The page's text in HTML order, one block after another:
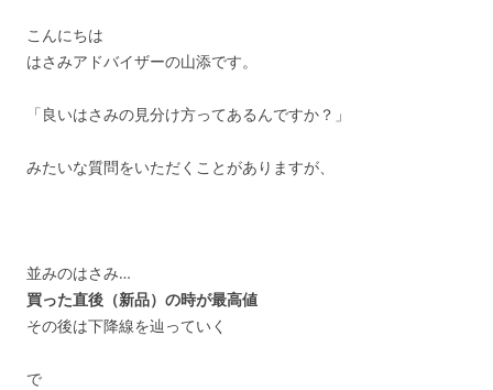
こんにちは
はさみアドバイザーの山添です。
「良いはさみの見分け方ってあるんですか？」
みたいな質問をいただくことがありますが、
並みのはさみ…
買った直後（新品）の時が最高値
その後は下降線を辿っていく
で